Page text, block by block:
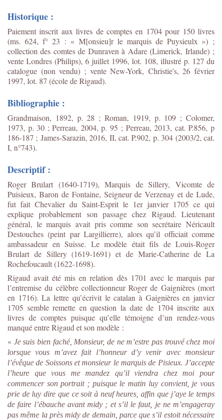
Historique :
Paiement inscrit aux livres de comptes en 1704 pour 150 livres
(ms. 624, f° 23 : « M[onsieu]r le marquis de Puysieulx ») ;
collection des comtes de Dunraven à Adare (Limerick, Irlande) ;
vente Londres (Philips), 6 juillet 1996, lot. 108, illustré p. 127 du
catalogue (non vendu) ; vente New-York, Christie's, 26 février
1997, lot. 87 (école de Rigaud).
Bibliographie :
Grandmaison, 1892, p. 28 ; Roman, 1919, p. 109 ; Colomer,
1973, p. 30 ; Perreau, 2004, p. 95 ; Perreau, 2013, cat. P.856, p
186-187 ; James-Sarazin, 2016, II, cat. P.902, p. 304 (2003/2, cat.
I, n°743).
Descriptif :
Roger Brulart (1640-1719), Marquis de Sillery, Vicomte de
Puisieux, Baron de Fontaine, Seigneur de Verzenay et de Lude,
fut fait Chevalier du Saint-Esprit le 1er janvier 1705 ce qui
explique probablement son passage chez Rigaud. Lieutenant
général, le marquis avait pris comme son secrétaire Néricault
Destouches (peint par Largillierre), alors qu’il officiait comme
ambassadeur en Suisse. Le modèle était fils de Louis-Roger
Brulart de Sillery (1619-1691) et de Marie-Catherine de La
Rochefoucault (1622-1698).
Rigaud avait été mis en relation dès 1701 avec le marquis par
l’entremise du célèbre collectionneur Roger de Gaignières (mort
en 1716). La lettre qu’écrivit le catalan à Gaignières en janvier
1705 semble remette en question la date de 1704 inscrite aux
livres de comptes puisque qu’elle témoigne d’un rendez-vous
manqué entre Rigaud et son modèle :
« Je suis bien faché, Monsieur, de ne m’estre pas trouvé chez moi
lorsque vous m’avez fait l’honneur d’y venir avec monsieur
l’évêque de Soissons et monsieur le marquis de Pisieux. J’accepte
l’heure que vous me mandez qu’il viendra chez moi pour
commencer son portrait ; puisque le matin luy convient, je vous
prie de luy dire que ce soit à neuf heures, affin que j’aye le temps
de faire l’ébauche avant midy ; et s’il le faut, je ne m’engageray
pas même la près midy de demain, parce que s’il estoit nécessaire